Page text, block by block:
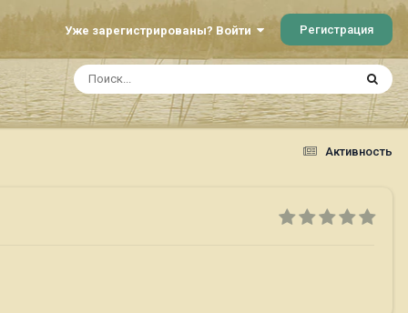
Уже зарегистрированы? Войти Регистрация
Активность